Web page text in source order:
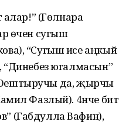
алар!” (Гөлнара
өчен сугыш
“Сугыш исе аңкый
“Динебез югалмасын”
“Оештыручы да, җырчы
Фазлый). 4нче бит
(Габдулла Вафин),